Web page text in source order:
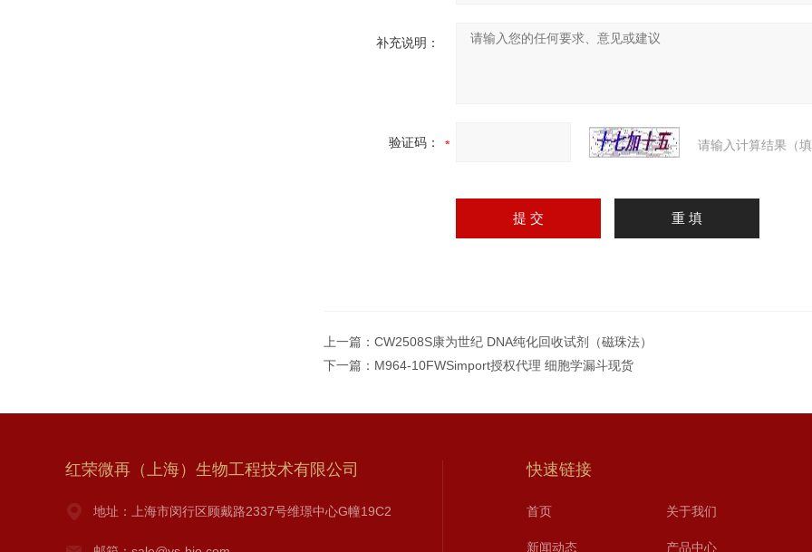
补充说明：
验证码： 请输入计算结果（
上一篇： CW2508S康为世纪 DNA纯化回收试剂（磁珠法）
下一篇： M964-10FWSimport授权代理 细胞学漏斗现货
红荣微再（上海）生物工程技术有限公司
地址：上海市闵行区顾戴路2337号维璟中心G幢19C2
快速链接
首页 关于我们
新闻动态 产品中心